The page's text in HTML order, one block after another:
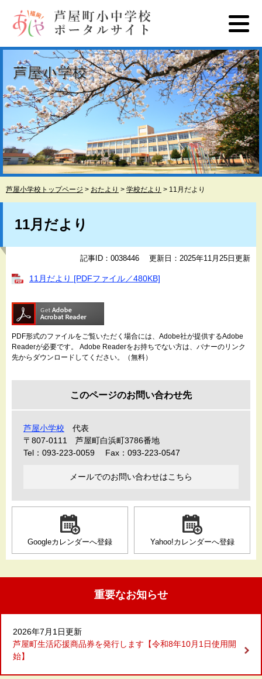
す
。
し
て
文
芦屋小学校トップページ > おたより > 学校だより > 11月だより
11月だより
記事ID：0038446 更新日：2025年11月25日更新
11月だより [PDFファイル／480KB]
PDF形式のファイルをご覧いただく場合には、Adobe社が提供するAdobe
Readerが必要です。
Adobe Readerをお持ちでない方は、バナーのリンク
先からダウンロードしてください。（無料）
このページのお問い合わせ先
芦屋小学校
代表
〒807-0111
芦屋町白浜町3786番地
Tel：093-223-0059
Fax：093-223-0547
メールでのお問い合わせはこちら
Googleカレンダーへ登録 Yahoo!カレンダーへ登録
重要なお知らせ
2026年7月1日更新
芦屋町生活応援商品券を発行します【令和8年10月1日使用開
始】